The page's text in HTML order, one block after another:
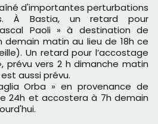
d'importantes perturbations
À Bastia, un retard pour
Paoli » à destination de
demain matin au lieu de 18h ce
Un retard pour l’accostage
prévu vers 2 h dimanche matin
aussi prévu.
Orba » en provenance de
24h et accostera à 7h demain